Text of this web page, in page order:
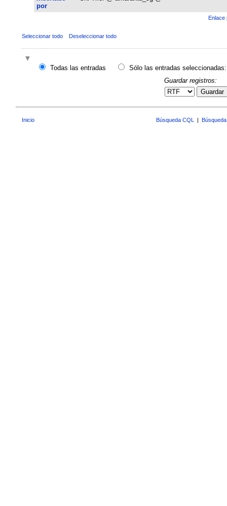
por
Enlace
Seleccionar todo Deseleccionar todo
Todas las entradas
Sólo las entradas seleccionadas:
Guardar registros:
Guardar
Inicio Búsqueda CQL